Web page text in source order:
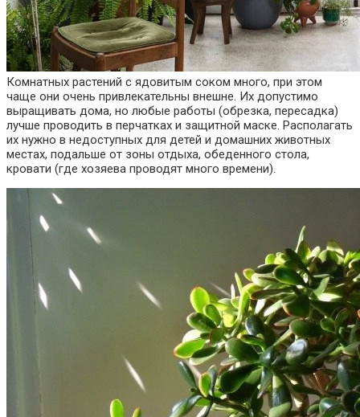
Комнатных растений с ядовитым соком много, при этом
чаще они очень привлекательны внешне. Их допустимо
выращивать дома, но любые работы (обрезка, пересадка)
лучше проводить в перчатках и защитной маске. Располагать
их нужно в недоступных для детей и домашних животных
местах, подальше от зоны отдыха, обеденного стола,
кровати (где хозяева проводят много времени).